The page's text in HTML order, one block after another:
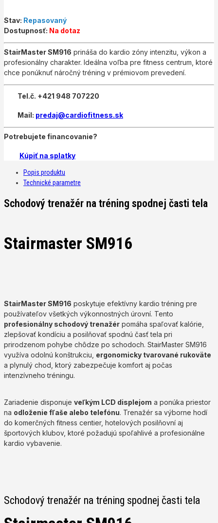
Stav: Repasovaný
Dostupnosť: Na dotaz
StairMaster SM916 prináša do kardio zóny intenzitu, výkon a
profesionálny charakter. Ideálna voľba pre fitness centrum, ktoré
chce ponúknuť náročný tréning v prémiovom prevedení.
Tel.č. +421 948 707220
Mail: predaj@cardiofitness.sk
Potrebujete financovanie?
Kúpiť na splatky
Popis produktu
Technické parametre
Schodový trenažér na tréning spodnej časti tela
Stairmaster SM916
StairMaster SM916 poskytuje efektívny kardio tréning pre
používateľov všetkých výkonnostných úrovní. Tento
profesionálny schodový trenažér pomáha spaľovať kalórie,
zlepšovať kondíciu a posilňovať spodnú časť tela pri
prirodzenom pohybe chôdze po schodoch. StairMaster SM916
využíva odolnú konštrukciu, ergonomicky tvarované rukoväte
a plynulý chod, ktorý zabezpečuje komfort aj počas
intenzívneho tréningu.
Zariadenie disponuje veľkým LCD displejom a ponúka priestor
na odloženie fľaše alebo telefónu. Trenažér sa výborne hodí
do komerčných fitness centier, hotelových posilňovní aj
športových klubov, ktoré požadujú spoľahlivé a profesionálne
kardio vybavenie.
Schodový trenažér na tréning spodnej časti tela